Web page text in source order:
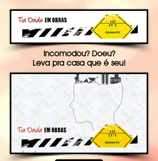
Incomodou? Doeu?
Leva pra casa que é seu!